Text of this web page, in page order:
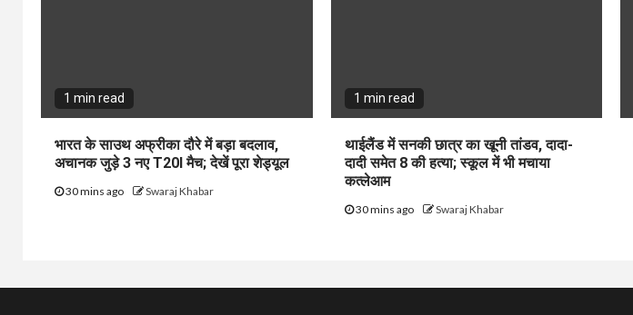
1 min read
भारत के साउथ अफ्रीका दौरे में बड़ा बदलाव,
अचानक जुड़े 3 नए T20I मैच; देखें पूरा शेड्यूल
30 mins ago Swaraj Khabar
1 min read
थाईलैंड में सनकी छात्र का खूनी तांडव, दादा-
दादी समेत 8 की हत्या; स्कूल में भी मचाया
कत्लेआम
30 mins ago Swaraj Khabar